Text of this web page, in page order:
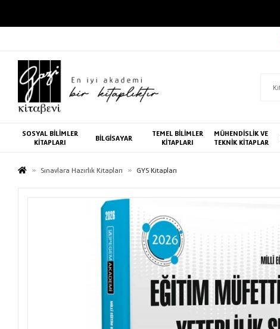
SOSYAL BİLİMLER
KİTAPLARI
BİLGİSAYAR
TEMEL BİLİMLER
KİTAPLARI
MÜHENDİSLİK VE
TEKNİK KİTAPLAR
Sınavlara Hazırlık Kitapları GYS Kitapları